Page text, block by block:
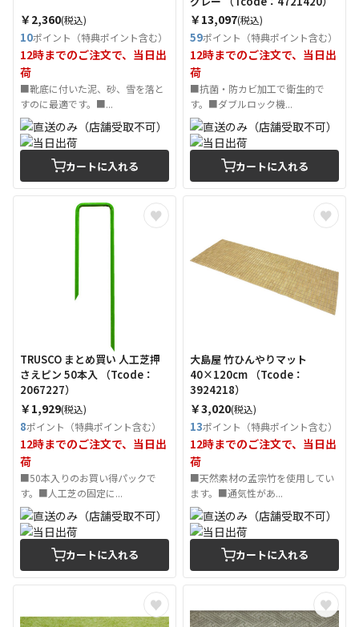
￥2,360(税込)
10ポイント（特典ポイント含む）
12時までのご注文で、当日出
荷
■靴底に付いた泥、砂、雪を落と
すのに最適です。■...
カートに入れる
￥13,097(税込)
59ポイント（特典ポイント含む）
12時までのご注文で、当日出
荷
■抗菌・防カビ加工で衛生的で
す。■ダブルロック機...
カートに入れる
TRUSCO まとめ買い 人工芝押
さえピン 50本入 （Tcode：
2067227）
￥1,929(税込)
8ポイント（特典ポイント含む）
12時までのご注文で、当日出
荷
■50本入りのお買い得パックで
す。■人工芝の固定に...
カートに入れる
大島屋 竹ひんやりマット
40×120cm （Tcode：
3924218）
￥3,020(税込)
13ポイント（特典ポイント含む）
12時までのご注文で、当日出
荷
■天然素材の孟宗竹を使用してい
ます。■通気性があ...
カートに入れる